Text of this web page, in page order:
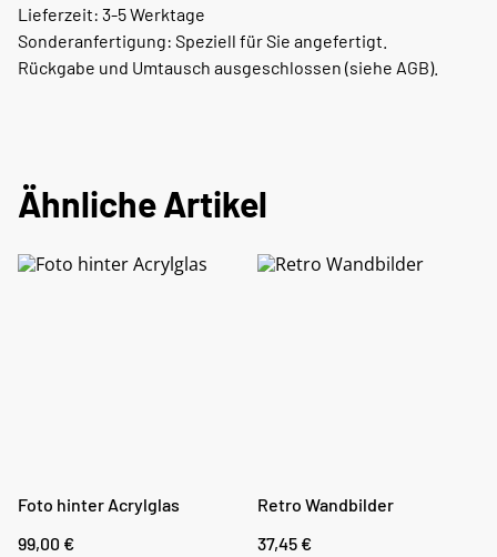
Lieferzeit: 3-5 Werktage
Sonderanfertigung: Speziell für Sie angefertigt.
Rückgabe und Umtausch ausgeschlossen (siehe AGB).
Ähnliche Artikel
Foto hinter Acrylglas
99,00 €
Retro Wandbilder
37,45 €